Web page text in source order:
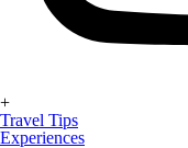
+
Travel Tips
Experiences